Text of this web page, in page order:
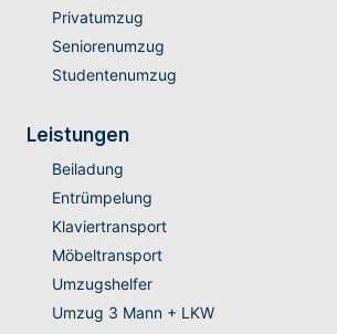
Privatumzug
Seniorenumzug
Studentenumzug
Leistungen
Beiladung
Entrümpelung
Klaviertransport
Möbeltransport
Umzugshelfer
Umzug 3 Mann + LKW